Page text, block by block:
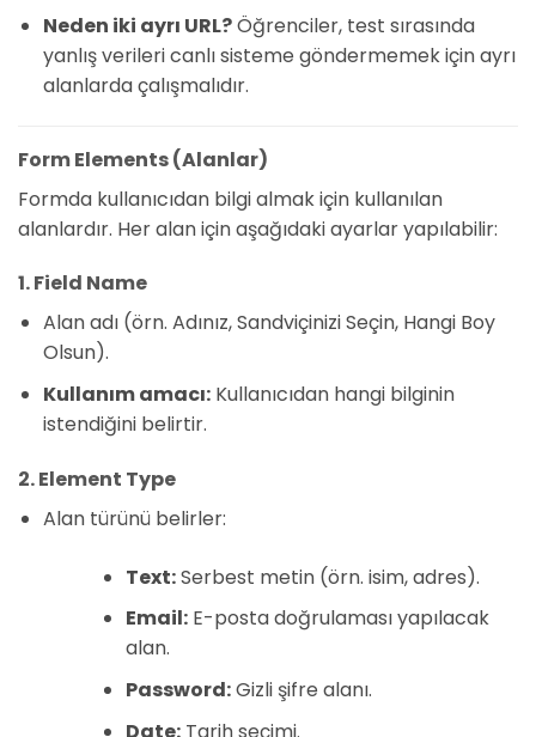
Neden iki ayrı URL?Öğrenciler, test sırasında
yanlış verileri canlı sisteme göndermemek için ayrı
alanlarda çalışmalıdır.
Form Elements (Alanlar)
Formda kullanıcıdan bilgi almak için kullanılan
alanlardır. Her alan için aşağıdaki ayarlar yapılabilir:
1. Field Name
Alan adı (örn. Adınız, Sandviçinizi Seçin, Hangi Boy
Olsun).
Kullanım amacı:Kullanıcıdan hangi bilginin
istendiğini belirtir.
2. Element Type
Alan türünü belirler:
Text:Serbest metin (örn. isim, adres).
Email:E-posta doğrulaması yapılacak
alan.
Password:Gizli şifre alanı.
Date:Tarih seçimi.